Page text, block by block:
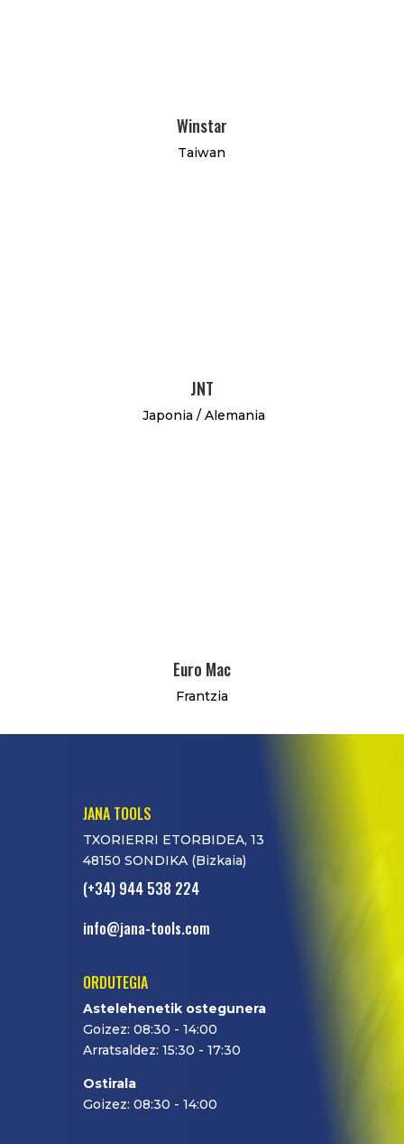
Winstar
Taiwan
JNT
Japonia / Alemania
Euro Mac
Frantzia
JANA TOOLS
TXORIERRI ETORBIDEA, 13
48150 SONDIKA (Bizkaia)
(+34) 944 538 224
info@jana-tools.com
ORDUTEGIA
Astelehenetik ostegunera
Goizez: 08:30 - 14:00
Arratsaldez: 15:30 - 17:30
Ostirala
Goizez: 08:30 - 14:00